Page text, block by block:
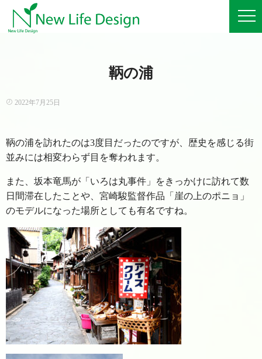
鞆の浦
2022年7月25日
鞆の浦を訪れたのは3度目だったのですが、歴史を感じる街
並みには相変わらず目を奪われます。
また、坂本竜馬が「いろは丸事件」をきっかけに訪れて数
日間滞在したことや、宮崎駿監督作品「崖の上のポニョ」
のモデルになった場所としても有名ですね。